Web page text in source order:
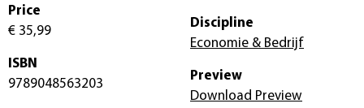
Price
€ 35,99
ISBN
9789048563203
Discipline
Economie & Bedrijf
Preview
Download Preview